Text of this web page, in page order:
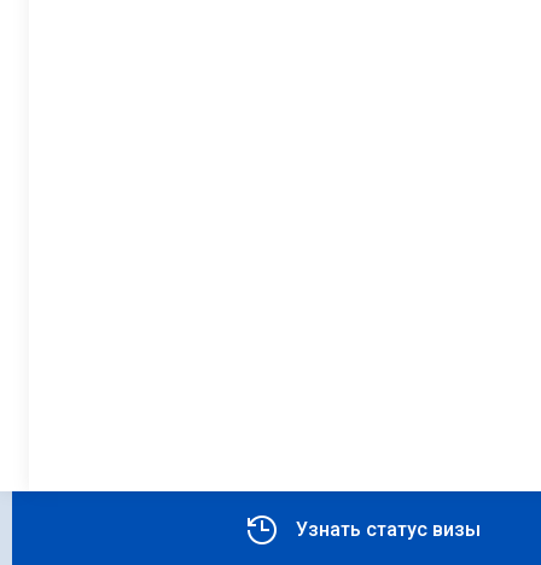
Узнать статус визы